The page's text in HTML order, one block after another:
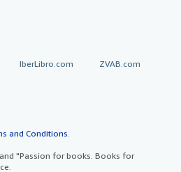
IberLibro.com ZVAB.com
and Conditions
"Passion for books. Books for